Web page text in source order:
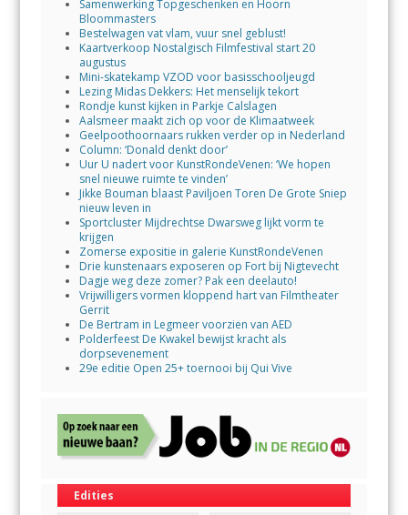
Samenwerking Topgeschenken en Hoorn
Bloommasters
Bestelwagen vat vlam, vuur snel geblust!
Kaartverkoop Nostalgisch Filmfestival start 20
augustus
Mini-skatekamp VZOD voor basisschooljeugd
Lezing Midas Dekkers: Het menselijk tekort
Rondje kunst kijken in Parkje Calslagen
Aalsmeer maakt zich op voor de Klimaatweek
Geelpoothoornaars rukken verder op in Nederland
Column: ‘Donald denkt door’
Uur U nadert voor KunstRondeVenen: ‘We hopen
snel nieuwe ruimte te vinden’
Jikke Bouman blaast Paviljoen Toren De Grote Sniep
nieuw leven in
Sportcluster Mijdrechtse Dwarsweg lijkt vorm te
krijgen
Zomerse expositie in galerie KunstRondeVenen
Drie kunstenaars exposeren op Fort bij Nigtevecht
Dagje weg deze zomer? Pak een deelauto!
Vrijwilligers vormen kloppend hart van Filmtheater
Gerrit
De Bertram in Legmeer voorzien van AED
Polderfeest De Kwakel bewijst kracht als
dorpsevenement
29e editie Open 25+ toernooi bij Qui Vive
Edities